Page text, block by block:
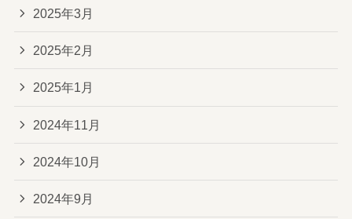
2025年3月
2025年2月
2025年1月
2024年11月
2024年10月
2024年9月